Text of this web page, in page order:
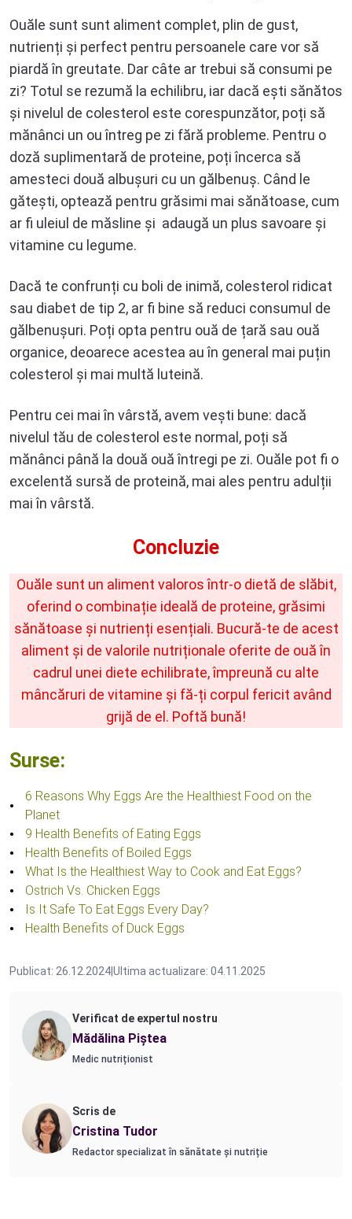
Ouăle sunt sunt aliment complet, plin de gust,
nutrienți și perfect pentru persoanele care vor să
piardă în greutate. Dar câte ar trebui să consumi pe
zi? Totul se rezumă la echilibru, iar dacă ești sănătos
și nivelul de colesterol este corespunzător, poți să
mănânci un ou întreg pe zi fără probleme. Pentru o
doză suplimentară de proteine, poți încerca să
amesteci două albușuri cu un gălbenuș. Când le
gătești, optează pentru grăsimi mai sănătoase, cum
ar fi uleiul de măsline și adaugă un plus savoare și
vitamine cu legume.
Dacă te confrunți cu boli de inimă, colesterol ridicat
sau diabet de tip 2, ar fi bine să reduci consumul de
gălbenușuri. Poți opta pentru ouă de țară sau ouă
organice, deoarece acestea au în general mai puțin
colesterol și mai multă luteină.
Pentru cei mai în vârstă, avem vești bune: dacă
nivelul tău de colesterol este normal, poți să
mănânci până la două ouă întregi pe zi. Ouăle pot fi o
excelentă sursă de proteină, mai ales pentru adulții
mai în vârstă.
Concluzie
Ouăle sunt un aliment valoros într-o dietă de slăbit,
oferind o combinație ideală de proteine, grăsimi
sănătoase și nutrienți esențiali. Bucură-te de acest
aliment și de valorile nutriționale oferite de ouă în
cadrul unei diete echilibrate, împreună cu alte
mâncăruri de vitamine și fă-ți corpul fericit având
grijă de el. Poftă bună!
Surse:
6 Reasons Why Eggs Are the Healthiest Food on the
Planet
9 Health Benefits of Eating Eggs
Health Benefits of Boiled Eggs
What Is the Healthiest Way to Cook and Eat Eggs?
Ostrich Vs. Chicken Eggs
Is It Safe To Eat Eggs Every Day?
Health Benefits of Duck Eggs
Publicat: 26.12.2024Ultima actualizare: 04.11.2025
Verificat de expertul nostru
Mădălina Piștea
Medic nutriționist
Scris de
Cristina Tudor
Redactor specializat în sănătate și nutriție